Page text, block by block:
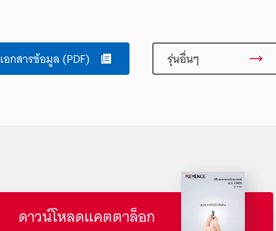
เอกสารข้อมูล (PDF) รุ่นอื่นๆ
ดาวน์โหลดแคตตาล็อก